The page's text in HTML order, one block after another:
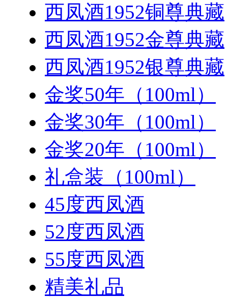
西凤酒1952铜尊典藏
西凤酒1952金尊典藏
西凤酒1952银尊典藏
金奖50年（100ml）
金奖30年（100ml）
金奖20年（100ml）
礼盒装（100ml）
45度西凤酒
52度西凤酒
55度西凤酒
精美礼品